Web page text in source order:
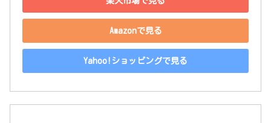
Amazonで見る
Yahoo!ショッピングで見る